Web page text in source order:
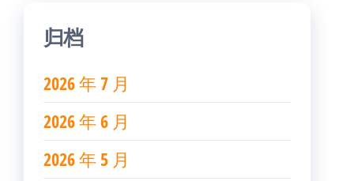
归档
2026 年 7 月
2026 年 6 月
2026 年 5 月